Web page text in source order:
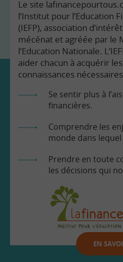
Le site
l’Institut pour l’Education
(IEFP), association
mécénat et agréée par le
l’Education Nationale.
aider chacun à acquérir
connaissances
Se sentir plus à
financières.
Comprendre les
monde dans
Prendre en toute
les décisions qui
EN